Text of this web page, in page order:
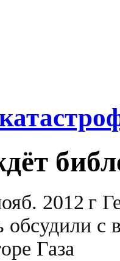
2012 г
обсудили
Газа